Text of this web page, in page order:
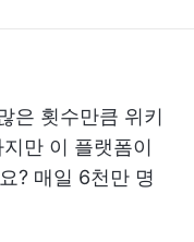
은 횟수만큼 위키
만 이 플랫폼이
? 매일 6천만 명